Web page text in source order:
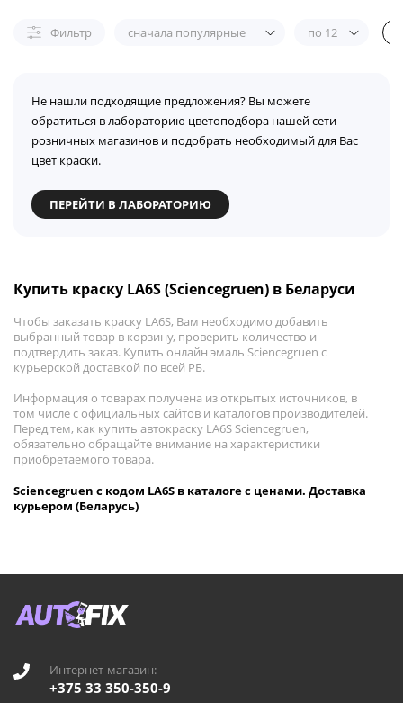
Фильтр сначала популярные по 12
Не нашли подходящие предложения? Вы можете
обратиться в лабораторию цветоподбора нашей сети
розничных магазинов и подобрать необходимый для Вас
цвет краски.
ПЕРЕЙТИ В ЛАБОРАТОРИЮ
Купить краску LA6S (Sciencegruen) в Беларуси
Чтобы заказать краску LA6S, Вам необходимо добавить
выбранный товар в корзину, проверить количество и
подтвердить заказ. Купить онлайн эмаль Sciencegruen с
курьерской доставкой по всей РБ.
Информация о товарах получена из открытых источников, в
том числе с официальных сайтов и каталогов производителей.
Перед тем, как купить автокраску LA6S Sciencegruen,
обязательно обращайте внимание на характеристики
приобретаемого товара.
Sciencegruen с кодом LA6S в каталоге с ценами. Доставка
курьером (Беларусь)
Интернет-магазин:
+375 33 350-350-9